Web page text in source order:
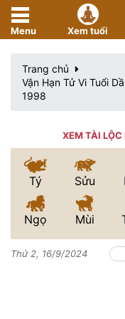
Menu Xem tuổi
Trang chủ
Vận Hạn Tử Vi Tuổi
1998
XEM TÀI
Tý Sửu
Ngọ Mùi
Thứ 2, 16/9/2024